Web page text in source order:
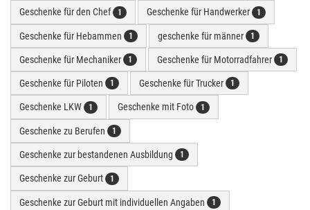
Geschenke für den Chef 1 Geschenke für Handwerker 1
Geschenke für Hebammen 1 geschenke für männer 1
Geschenke für Mechaniker 1 Geschenke für Motorradfahrer 1
Geschenke für Piloten 1 Geschenke für Trucker 1
Geschenke LKW 1 Geschenke mit Foto 1
Geschenke zu Berufen 1
Geschenke zur bestandenen Ausbildung 1
Geschenke zur Geburt 1
Geschenke zur Geburt mit individuellen Angaben 1